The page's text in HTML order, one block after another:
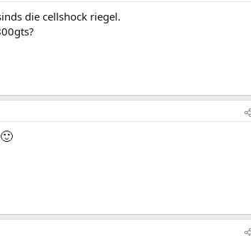
die cellshock riegel.
🙂